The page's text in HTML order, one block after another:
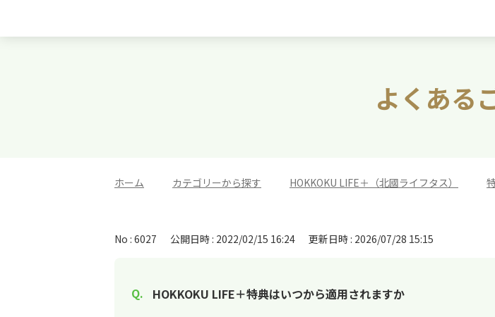
よくある
ホーム カテゴリーから探す HOKKOKU LIFE＋（北國ライフタス）
No : 6027 公開日時 : 2022/02/15 16:24 更新日時 : 2026/07/28 15:15
HOKKOKU LIFE＋特典はいつから適用されますか